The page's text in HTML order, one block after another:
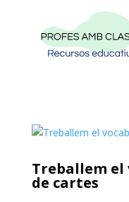
Treballem el
de cartes